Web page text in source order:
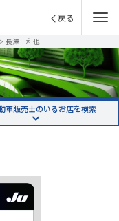
戻る
長澤 和也
車販売士のいるお店を検索